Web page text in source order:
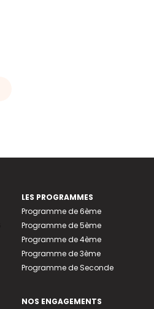
LES PROGRAMMES
Programme de 6ème
Programme de 5ème
Programme de 4ème
Programme de 3ème
Programme de Seconde
NOS ENGAGEMENTS